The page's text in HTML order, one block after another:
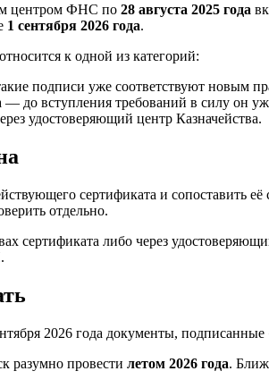
центром ФНС по 28 августа 2025 года
1 сентября 2026 года.
к одной из категорий:
подписи уже соответствуют новым
— до вступления требований в силу он
удостоверяющий центр Казначейства.
сертификата и сопоставить её
отдельно.
сертификата либо через
2026 года документы,
разумно провести летом 2026 года.